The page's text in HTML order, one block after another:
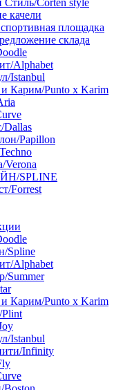
Стиль/Corten style
качели
площадка
склада
Alphabet
Istanbul
Карим/Punto x Karim
Dallas
Papillon
Verona
SPLINE
Forrest
Spline
Alphabet
Summer
Карим/Punto x Karim
Istanbul
Infinity